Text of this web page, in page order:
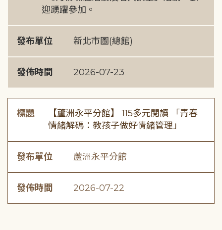
迎踴躍參加。
發布單位 新北市圖(總館)
發佈時間 2026-07-23
標題
【蘆洲永平分館】 115多元閱讀 「青春
情緒解碼：教孩子做好情緒管理」
發布單位 蘆洲永平分館
發佈時間 2026-07-22